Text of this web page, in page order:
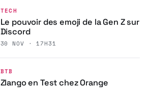
TECH
Le pouvoir des emoji de la Gen Z sur
Discord
30 NOV · 17H31
BTB
Zlango en Test chez Orange